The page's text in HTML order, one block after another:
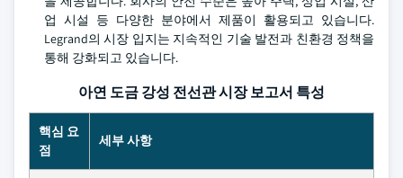
업 시설 등 다양한 분야에서 제품이 활용되고 있습니다.
Legrand의 시장 입지는 지속적인 기술 발전과 친환경 정책을
통해 강화되고 있습니다.
아연 도금 강성 전선관 시장 보고서 특성
핵심 요
점
세부 사항